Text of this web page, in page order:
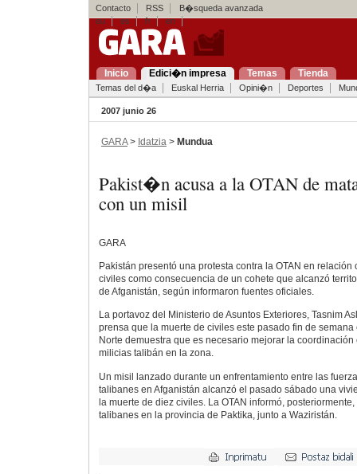
Contacto RSS
B�squeda avanzada
eu
es fr en
Inicio Edici�n impresa Temas Tienda
Temas del d�a Euskal Herria Opini�n Deportes
2007 junio 26
GARA> Idatzia > Mundua
Pakist�n acusa a la OTAN de
con un misil
GARA
Pakistán presentó una protesta contra la OTAN en relación
civiles como consecuencia de un cohete que alcanzó
de Afganistán, según informaron fuentes oficiales.
La portavoz del Ministerio de Asuntos Exteriores, Tasnim
prensa que la muerte de civiles este pasado fin de
Norte demuestra que es necesario mejorar la
milicias talibán en la zona.
Un misil lanzado durante un enfrentamiento entre las
talibanes en Afganistán alcanzó el pasado sábado una
la muerte de diez civiles. La OTAN informó,
talibanes en la provincia de Paktika, junto a Waziristán.